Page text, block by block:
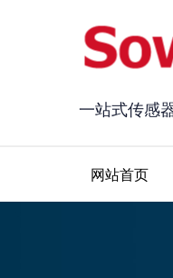
一站式传感
网站首页